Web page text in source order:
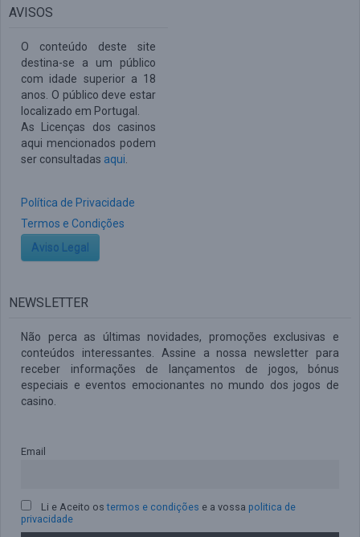
AVISOS
O conteúdo deste site
destina-se a um público
com idade superior a 18
anos. O público deve estar
localizado em Portugal.
As Licenças dos casinos
aqui mencionados podem
ser consultadas aqui
Política de Privacidade
Termos e Condições
Aviso Legal
NEWSLETTER
Não perca as últimas novidades, promoções exclusivas e
conteúdos interessantes. Assine a nossa newsletter para
receber informações de lançamentos de jogos, bónus
especiais e eventos emocionantes no mundo dos jogos de
casino.
Email
Li e Aceito ostermos e condições e a vossa politica de
privacidade